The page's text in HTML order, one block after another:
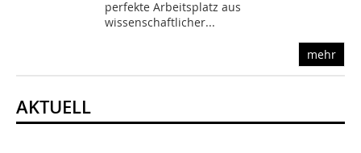
perfekte Arbeitsplatz aus
wissenschaftlicher...
mehr
AKTUELL